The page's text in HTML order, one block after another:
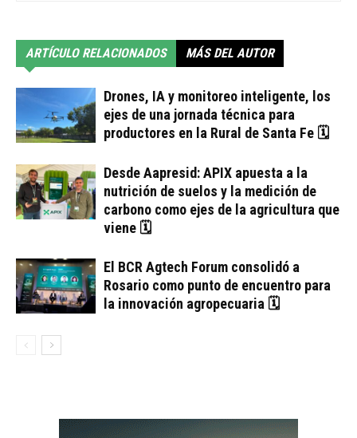
ARTÍCULO RELACIONADOS MÁS DEL AUTOR
Drones, IA y monitoreo inteligente, los
ejes de una jornada técnica para
productores en la Rural de Santa Fe 🗓
Desde Aapresid: APIX apuesta a la
nutrición de suelos y la medición de
carbono como ejes de la agricultura que
viene 🗓
El BCR Agtech Forum consolidó a
Rosario como punto de encuentro para
la innovación agropecuaria 🗓